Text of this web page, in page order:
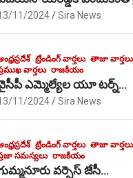
11/2024 Sira News
ట్రేండింగ్ వార్తలు తాజా వార్తలు
వార్తలు రాజకీయం
ఎమ్మెల్యేల యూ టర్న్…
11/2024 Sira News
ట్రేండింగ్ వార్తలు తాజా వార్తలు
సమస్యలు రాజకీయం
వర్సెస్ జేసీ…